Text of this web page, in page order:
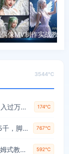
3544℃
闲鱼小众暴利赛道，靠卖虚拟资源实现月入过万，谁做谁赚钱 174℃
魔兽亚服一命模式，10天成号-单号3千-5千，脚本全自动操作，保姆级教学【揭秘】 767℃
一节课了解AI头条项目，从注册到变现保姆式教学，零基础可以操作【揭秘】 592℃